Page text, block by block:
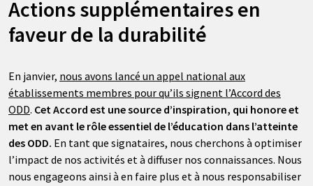
Actions supplémentaires en
faveur de la durabilité
En janvier, nous avons lancé un appel national aux
établissements membres pour qu’ils signent l’Accord des
ODD. Cet Accord est une source d’inspiration, qui honore et
met en avant le rôle essentiel de l’éducation dans l’atteinte
des ODD. En tant que signataires, nous cherchons à optimiser
l’impact de nos activités et à diffuser nos connaissances. Nous
nous engageons ainsi à en faire plus et à nous responsabiliser